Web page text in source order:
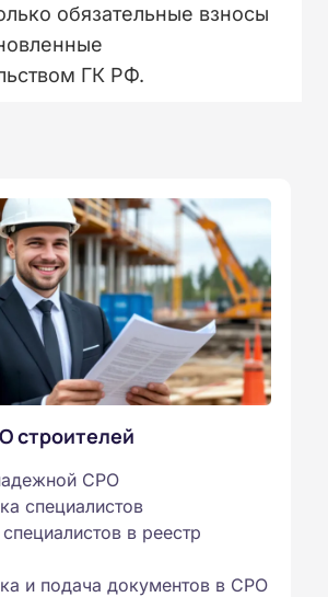
обязательные взносы
ГК РФ.⁠
строителей
СРО
специалистов
в реестр
и подача документов в СРО